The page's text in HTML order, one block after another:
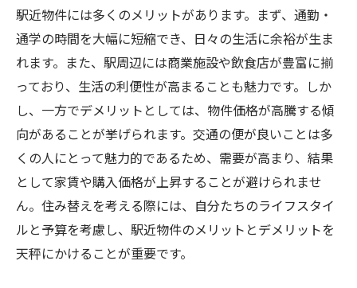
駅近物件には多くのメリットがあります。まず、通勤・
通学の時間を大幅に短縮でき、日々の生活に余裕が生ま
れます。また、駅周辺には商業施設や飲食店が豊富に揃
っており、生活の利便性が高まることも魅力です。しか
し、一方でデメリットとしては、物件価格が高騰する傾
向があることが挙げられます。交通の便が良いことは多
くの人にとって魅力的であるため、需要が高まり、結果
として家賃や購入価格が上昇することが避けられませ
ん。住み替えを考える際には、自分たちのライフスタイ
ルと予算を考慮し、駅近物件のメリットとデメリットを
天秤にかけることが重要です。